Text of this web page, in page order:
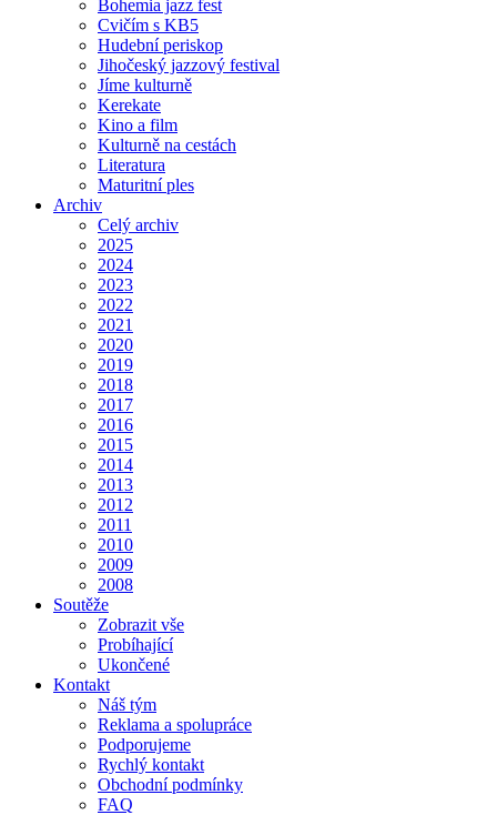
Bohemia jazz fest
Cvičím s KB5
Hudební periskop
Jihočeský jazzový festival
Jíme kulturně
Kerekate
Kino a film
Kulturně na cestách
Literatura
Maturitní ples
Archiv
Celý archiv
2025
2024
2023
2022
2021
2020
2019
2018
2017
2016
2015
2014
2013
2012
2011
2010
2009
2008
Soutěže
Zobrazit vše
Probíhající
Ukončené
Kontakt
Náš tým
Reklama a spolupráce
Podporujeme
Rychlý kontakt
Obchodní podmínky
FAQ